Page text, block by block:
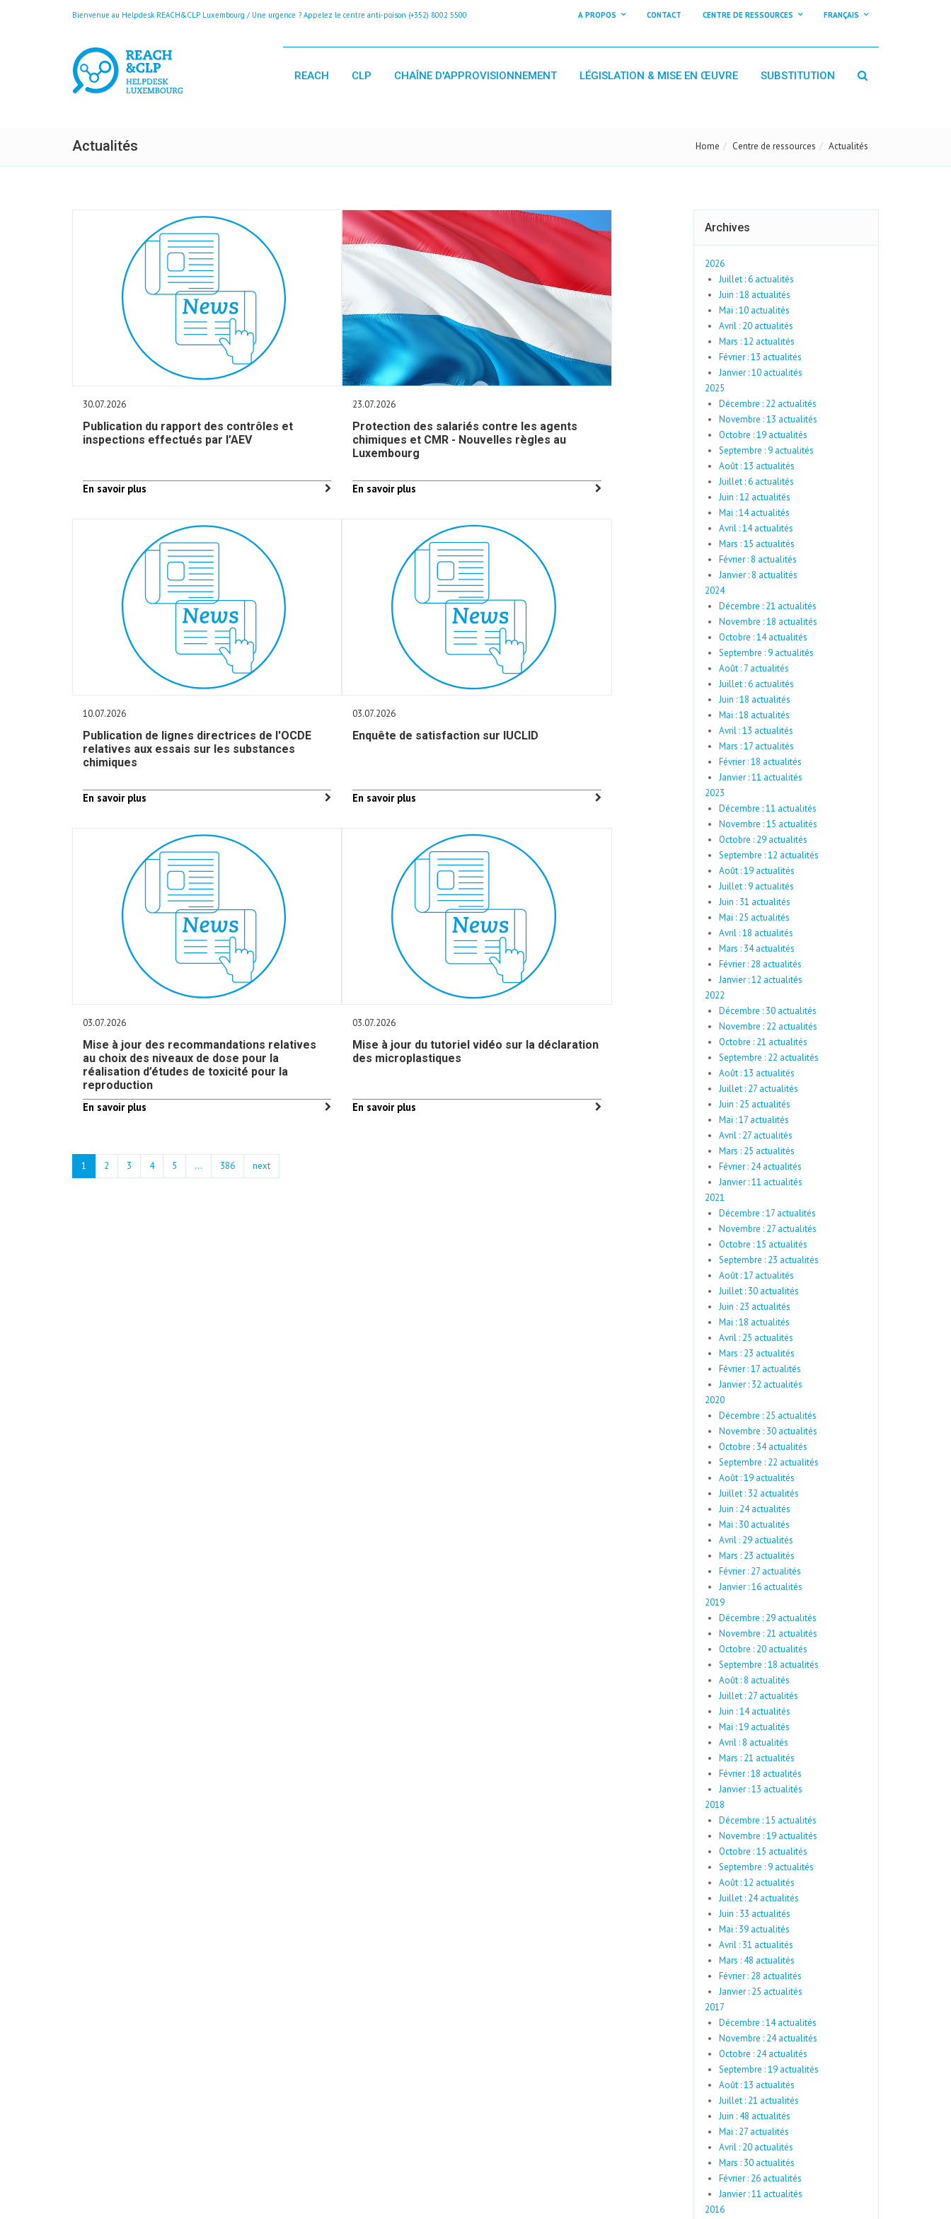
Bienvenue au Helpdesk REACH&CLP Luxembourg / Une urgence ? Appelez le centre anti-poison (+352) 8002 5500 A PROPOS CONTACT CENTRE DE RESSOURCES FRANÇAIS
REACH CLP CHAÎNE D'APPROVISIONNEMENT LÉGISLATION & MISE EN ŒUVRE SUBSTITUTION
Actualités Home Centre de ressources Actualités
30.07.2026
Publication du rapport des contrôles et
inspections effectués par l’AEV
En savoir plus
23.07.2026
Protection des salariés contre les agents
chimiques et CMR - Nouvelles règles au
Luxembourg
En savoir plus
10.07.2026
Publication de lignes directrices de l'OCDE
relatives aux essais sur les substances
chimiques
En savoir plus
03.07.2026
Enquête de satisfaction sur IUCLID
En savoir plus
03.07.2026
Mise à jour des recommandations relatives
au choix des niveaux de dose pour la
réalisation d’études de toxicité pour la
reproduction
En savoir plus
03.07.2026
Mise à jour du tutoriel vidéo sur la déclaration
des microplastiques
En savoir plus
1 2 3 4 5 … 386 next
Archives
2026
Juillet : 6 actualités
Juin : 18 actualités
Mai : 10 actualités
Avril : 20 actualités
Mars : 12 actualités
Février : 13 actualités
Janvier : 10 actualités
2025
Décembre : 22 actualités
Novembre : 13 actualités
Octobre : 19 actualités
Septembre : 9 actualités
Août : 13 actualités
Juillet : 6 actualités
Juin : 12 actualités
Mai : 14 actualités
Avril : 14 actualités
Mars : 15 actualités
Février : 8 actualités
Janvier : 8 actualités
2024
Décembre : 21 actualités
Novembre : 18 actualités
Octobre : 14 actualités
Septembre : 9 actualités
Août : 7 actualités
Juillet : 6 actualités
Juin : 18 actualités
Mai : 18 actualités
Avril : 13 actualités
Mars : 17 actualités
Février : 18 actualités
Janvier : 11 actualités
2023
Décembre : 11 actualités
Novembre : 15 actualités
Octobre : 29 actualités
Septembre : 12 actualités
Août : 19 actualités
Juillet : 9 actualités
Juin : 31 actualités
Mai : 25 actualités
Avril : 18 actualités
Mars : 34 actualités
Février : 28 actualités
Janvier : 12 actualités
2022
Décembre : 30 actualités
Novembre : 22 actualités
Octobre : 21 actualités
Septembre : 22 actualités
Août : 13 actualités
Juillet : 27 actualités
Juin : 25 actualités
Mai : 17 actualités
Avril : 27 actualités
Mars : 25 actualités
Février : 24 actualités
Janvier : 11 actualités
2021
Décembre : 17 actualités
Novembre : 27 actualités
Octobre : 15 actualités
Septembre : 23 actualités
Août : 17 actualités
Juillet : 30 actualités
Juin : 23 actualités
Mai : 18 actualités
Avril : 25 actualités
Mars : 23 actualités
Février : 17 actualités
Janvier : 32 actualités
2020
Décembre : 25 actualités
Novembre : 30 actualités
Octobre : 34 actualités
Septembre : 22 actualités
Août : 19 actualités
Juillet : 32 actualités
Juin : 24 actualités
Mai : 30 actualités
Avril : 29 actualités
Mars : 23 actualités
Février : 27 actualités
Janvier : 16 actualités
2019
Décembre : 29 actualités
Novembre : 21 actualités
Octobre : 20 actualités
Septembre : 18 actualités
Août : 8 actualités
Juillet : 27 actualités
Juin : 14 actualités
Mai : 19 actualités
Avril : 8 actualités
Mars : 21 actualités
Février : 18 actualités
Janvier : 13 actualités
2018
Décembre : 15 actualités
Novembre : 19 actualités
Octobre : 15 actualités
Septembre : 9 actualités
Août : 12 actualités
Juillet : 24 actualités
Juin : 33 actualités
Mai : 39 actualités
Avril : 31 actualités
Mars : 48 actualités
Février : 28 actualités
Janvier : 25 actualités
2017
Décembre : 14 actualités
Novembre : 24 actualités
Octobre : 24 actualités
Septembre : 19 actualités
Août : 13 actualités
Juillet : 21 actualités
Juin : 48 actualités
Mai : 27 actualités
Avril : 20 actualités
Mars : 30 actualités
Février : 26 actualités
Janvier : 11 actualités
2016